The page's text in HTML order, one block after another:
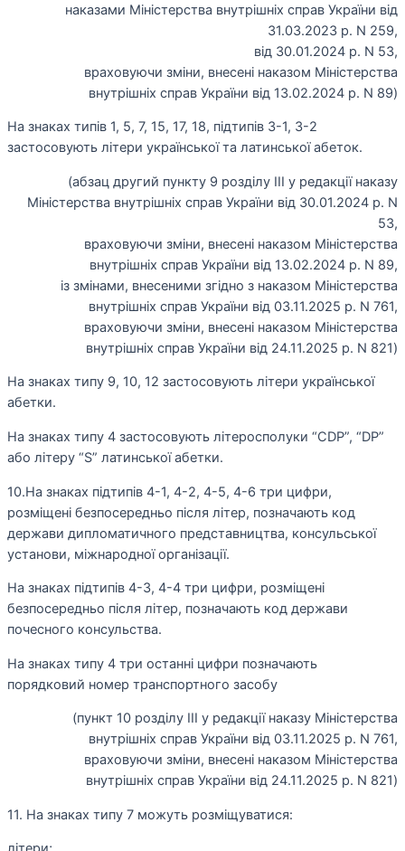
наказами Міністерства внутрішніх справ України від
31.03.2023 р. N 259,
від 30.01.2024 р. N 53,
враховуючи зміни, внесені наказом Міністерства
внутрішніх справ України від 13.02.2024 р. N 89)
На знаках типів 1, 5, 7, 15, 17, 18, підтипів 3-1, 3-2
застосовують літери української та латинської абеток.
(абзац другий пункту 9 розділу ІІІ у редакції наказу
Міністерства внутрішніх справ України від 30.01.2024 р. N
53,
враховуючи зміни, внесені наказом Міністерства
внутрішніх справ України від 13.02.2024 р. N 89,
із змінами, внесеними згідно з наказом Міністерства
внутрішніх справ України від 03.11.2025 р. N 761,
враховуючи зміни, внесені наказом Міністерства
внутрішніх справ України від 24.11.2025 р. N 821)
На знаках типу 9, 10, 12 застосовують літери української
абетки.
На знаках типу 4 застосовують літеросполуки “CDP”, “DP”
або літеру “S” латинської абетки.
10.На знаках підтипів 4-1, 4-2, 4-5, 4-6 три цифри,
розміщені безпосередньо після літер, позначають код
держави дипломатичного представництва, консульської
установи, міжнародної організації.
На знаках підтипів 4-3, 4-4 три цифри, розміщені
безпосередньо після літер, позначають код держави
почесного консульства.
На знаках типу 4 три останні цифри позначають
порядковий номер транспортного засобу
(пункт 10 розділу ІІІ у редакції наказу Міністерства
внутрішніх справ України від 03.11.2025 р. N 761,
враховуючи зміни, внесені наказом Міністерства
внутрішніх справ України від 24.11.2025 р. N 821)
11. На знаках типу 7 можуть розміщуватися: